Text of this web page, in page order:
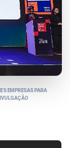
EMPRESAS PARA